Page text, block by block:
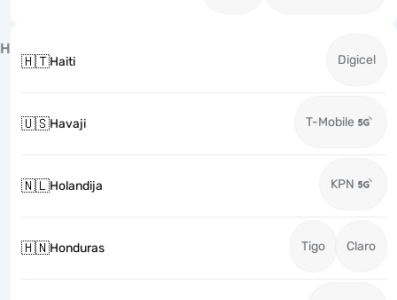
H
🇭🇹Haiti Digicel
🇺🇸Havaji T-Mobile
🇳🇱Holandija KPN
🇭🇳Honduras Tigo Claro